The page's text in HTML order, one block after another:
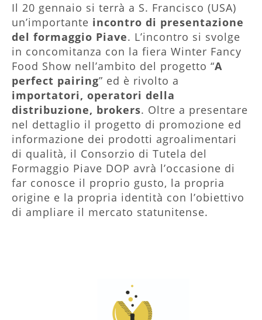
Il 20 gennaio si terrà a S. Francisco (USA)
un’importante incontro di presentazione
del formaggio Piave. L’incontro si svolge
in concomitanza con la fiera Winter Fancy
Food Show nell’ambito del progetto “A
perfect pairing” ed è rivolto a
importatori, operatori della
distribuzione, brokers. Oltre a presentare
nel dettaglio il progetto di promozione ed
informazione dei prodotti agroalimentari
di qualità, il Consorzio di Tutela del
Formaggio Piave DOP avrà l’occasione di
far conosce il proprio gusto, la propria
origine e la propria identità con l’obiettivo
di ampliare il mercato statunitense.